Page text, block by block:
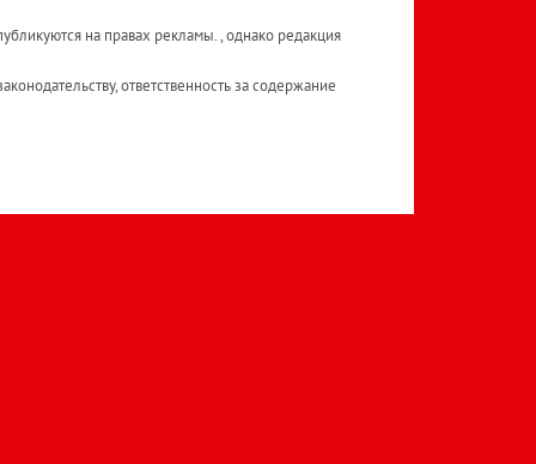
на правах рекламы. , однако редакция
ответственность за содержание